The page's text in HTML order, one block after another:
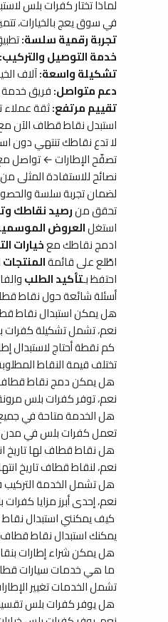
لماذا تختار كفرات بلس
في سوق يعج بالخيارات،
تجربة رقمية سلسة:
خدمة التوصيل والتركيب:
تشكيلة واسعة:آلاف
دعم متواصل:فريق خدمة
تقييم مرتفع:ثقة عملاء تجلّت في تقييم 4.9
استبدل نقاط قطاف الآن
لا تدع نقاطك تنتهي دون
تصفّح الإطارات ← تواصل
نصائح للاستفادة
لضمان تجربة سلسة
تحقق منرصيد نقاطك
استغلالعروض
ادمج نقاطك معخيارات
اطّلع على قائمة
احتفظ بـتأكيد الطلب
أسئلة شائعة حول نقاط
هل يمكن استبدال نقاط
نعم، تشمل تشكيلة كفرات
كم نقطة أحتاج لاستبدال
تختلف قيمة النقاط
هل يمكن دمج نقاط
نعم، توفر كفرات بلس مرونة
هل الخدمة متاحة في
تعمل كفرات بلس في مدن
هل نقاط قطاف لها تاريخ
نعم، لنقاط قطاف تاريخ
هل تشمل الخدمة التركيب
نعم، إحدى أبرز مزايا
كيف يمكنني استبدال
يمكنك استبدال نقاط قطاف
هل يمكن شراء إطارات
ما هي خدمات سيارات
تشمل الخدمات تغيير
هل يوفر كفرات بلس